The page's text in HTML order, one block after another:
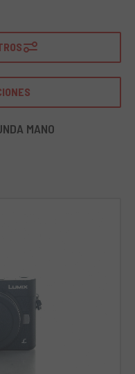
ligero y compacto,
de alta calidad.
para quienes
de fotografía.
MANO